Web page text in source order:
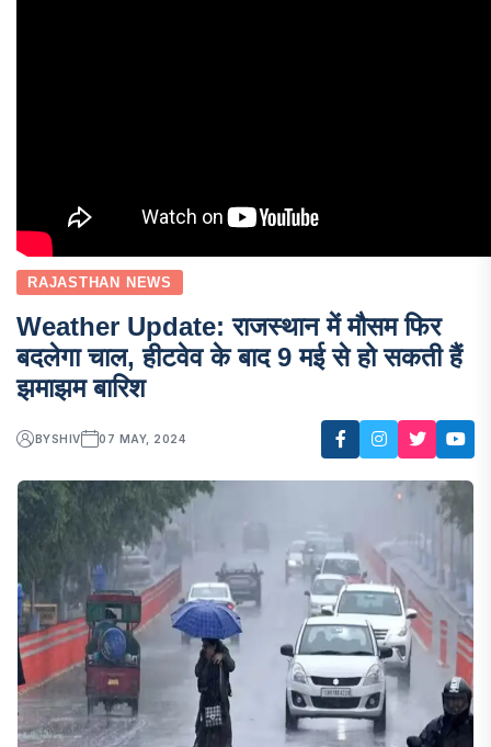
RAJASTHAN NEWS
Weather Update: राजस्थान में मौसम फिर
बदलेगा चाल, हीटवेव के बाद 9 मई से हो सकती हैं
झमाझम बारिश
BYSHIV 07 MAY, 2024